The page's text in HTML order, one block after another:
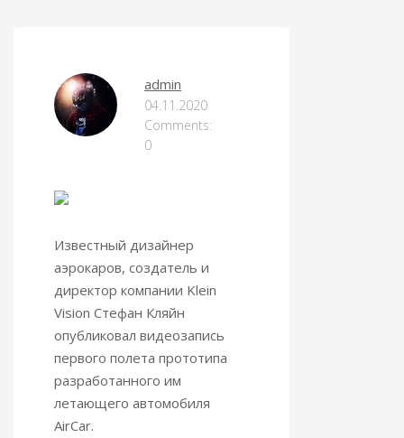
ОРУЖИЕ МИРА
admin
04.11.2020
Comments:
0
Известный дизайнер
аэрокаров, создатель и
директор компании Klein
Vision Стефан Кляйн
опубликовал видеозапись
первого полета прототипа
разработанного им
летающего автомобиля
AirCar.